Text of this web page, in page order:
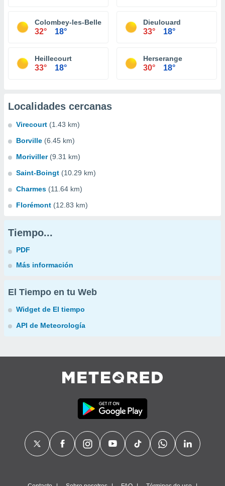
Colombey-les-Belles
32° 18°
Dieulouard
33° 18°
Heillecourt
33° 18°
Herserange
30° 18°
Localidades cercanas
Virecourt (1.43 km)
Borville (6.45 km)
Moriviller (9.31 km)
Saint-Boingt (10.29 km)
Charmes (11.64 km)
Florémont (12.83 km)
Tiempo...
PDF
Más información
El Tiempo en tu Web
Widget de El tiempo
API de Meteorología